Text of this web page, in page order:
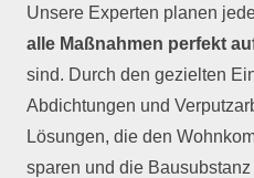
Unsere Experten planen
alle Maßnahmen perfekt
sind. Durch den gezielten
Abdichtungen und
Lösungen, die den
sparen und die